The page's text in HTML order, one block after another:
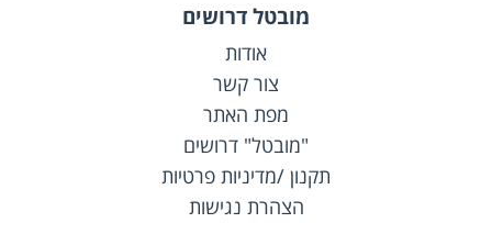
מובטל דרושים
אודות
צור קשר
מפת האתר
"מובטל" דרושים
תקנון /מדיניות פרטיות
הצהרת נגישות